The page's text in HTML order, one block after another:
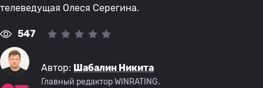
телеведущая Олеся Серегина.
547
Автор: Шабалин Никита
Главный редактор WINRATING.